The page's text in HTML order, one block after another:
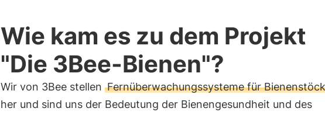
Wie kam es zu dem Projekt
"Die 3Bee-Bienen"?
Wir von 3Bee stellen Fernüberwachungssysteme für
her und sind uns der Bedeutung der Bienengesundheit und des